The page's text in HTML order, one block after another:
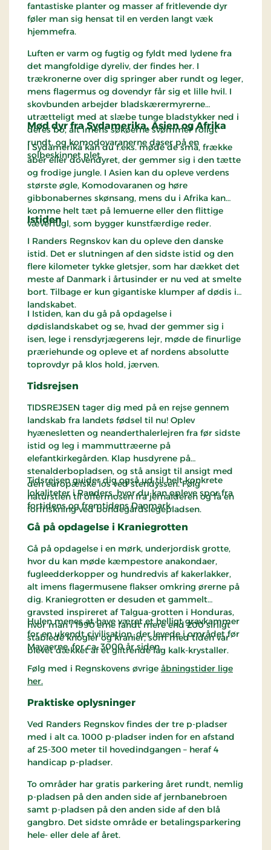
vikingetidens betydning på verdensplan. Det er en
ære og en glæde at se Fyrkat Ringborg optaget på
UNESCOs verdensarvliste, hvor den kan inspirere
og uddanne kommende generationer om vores
fælles historiske arv.
Besøgende i dag kan opleve Fyrkat Ringborg og gå
på opdagelse i fortidens levn, og ved Stormandens
gård længere henne ad Fyrkatvej kan I se historien
komme til live, når der fra maj-september +
efterårsferien er fyldt med vikinger, der viser
vikingelivet, sysler, kamp og meget mere.
Guidet rundvisning
Kom helt tæt på Harald Blåtand og vikingetiden
med en guidet rundvisning på Fyrkat ringborg.
Oplev, hvad en ringborg egentlig er, og få indblik i
livet for de mennesker, der engang boede her. Hør
de spændende historier om, hvordan ringborgen
blev bygget, og hvad man indtil videre har lært om
dens betydning.
Rundvisningen på ringborg Fyrkat foregår på alle
åbningsdage kl. 10:30 på engelsk og kl. 14:00 på
dansk. Varighed er ca. 30 minutter. Har du entré
billet er rundvisningen gratis. Læs mereher.
fantastiske planter og masser af fritlevende dyr
føler man sig hensat til en verden langt væk
hjemmefra.
Luften er varm og fugtig og fyldt med lydene fra
det mangfoldige dyreliv, der findes her. I
trækronerne over dig springer aber rundt og leger,
mens flagermus og dovendyr får sig et lille hvil. I
skovbunden arbejder bladskærermyrerne
utrætteligt med at slæbe tunge bladstykker ned i
deres bo, alt imens søkøerne svømmer roligt
rundt, og komodovaranerne daser på en
solbeskinnet plet.
Mød dyr fra Sydamerika, Asien og Afrika
I Sydamerika kan du f.eks. møde de små, frække
aber eller dovendyret, der gemmer sig i den tætte
og frodige jungle. I Asien kan du opleve verdens
største øgle, Komodovaranen og høre
gibbonabernes skønsang, mens du i Afrika kan
komme helt tæt på lemuerne eller den flittige
væverfugl, som bygger kunstfærdige reder.
Istiden
I Randers Regnskov kan du opleve den danske
istid. Det er slutningen af den sidste istid og den
flere kilometer tykke gletsjer, som har dækket det
meste af Danmark i årtusinder er nu ved at smelte
bort. Tilbage er kun gigantiske klumper af dødis i
landskabet.
I Istiden, kan du gå på opdagelse i
dødislandskabet og se, hvad der gemmer sig i
isen, lege i rensdyrjægerens lejr, møde de finurlige
præriehunde og opleve et af nordens absolutte
toprovdyr på klos hold, jærven.
Tidsrejsen
TIDSREJSEN tager dig med på en rejse gennem
landskab fra landets fødsel til nu! Oplev
hyænesletten og neanderthalerlejren fra før sidste
istid og leg i mammuttræerne på
elefantkirkegården. Klap husdyrene på
stenalderbopladsen, og stå ansigt til ansigt med
den europæiske los ved stendyssen. Følg
naturstien til offermosen fra jernalderen og få en
forfriskning ved bondegårdslegepladsen.
Tidsrejsen guider dig også ud til helt konkrete
lokaliteter i Randers, hvor du kan opleve spor fra
fortidens og fremtidens Danmark.
Gå på opdagelse i Kraniegrotten
Gå på opdagelse i en mørk, underjordisk grotte,
hvor du kan møde kæmpestore anakondaer,
fugleedderkopper og hundredvis af kakerlakker,
alt imens flagermusene flakser omkring ørerne på
dig. Kraniegrotten er desuden et gammelt
gravsted inspireret af Talgua-grotten i Honduras,
hvor man i 1990’erne fandt mere end 200 sirligt
stablede knogler og kranier, som med tiden var
blevet dækket af et glitrende lag kalk-krystaller.
Hulen menes at have været et helligt gravkammer
for en ukendt civilisation, der levede i området før
Mayaerne, for ca. 3000 år siden.
Følg med i Regnskovens øvrige åbningstider lige
her.
Praktiske oplysninger
Ved Randers Regnskov findes der tre p-pladser
med i alt ca. 1000 p-pladser inden for en afstand
af 25-300 meter til hovedindgangen – heraf 4
handicap p-pladser.
To områder har gratis parkering året rundt, nemlig
p-pladsen på den anden side af jernbanebroen
samt p-pladsen på den anden side af den blå
gangbro. Det sidste område er betalingsparkering
hele- eller dele af året.